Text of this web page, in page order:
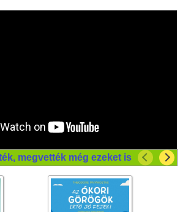
megvették még ezeket is